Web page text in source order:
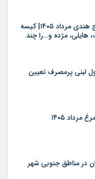
قیمت جدید انواع برنج هندی مرداد ۱۴۰۵| کیسه
هایلی، مژده و…را چند
۳ محصول لبنی پرمصرف تعیین
۱۴۰۵
در مناطق جنوبی شهر